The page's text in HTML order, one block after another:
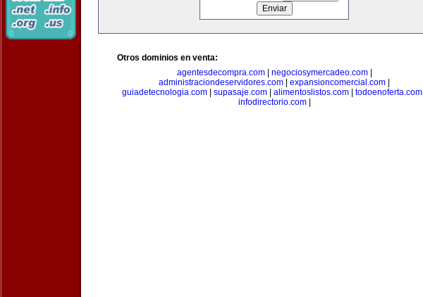
Otros dominios en venta:
agentesdecompra.com| negociosymercadeo.com|
administraciondeservidores.com
expansioncomercial.com
guiadetecnologia.com
supasaje.com alimentoslistos.com todoenoferta.com
infodirectorio.com|